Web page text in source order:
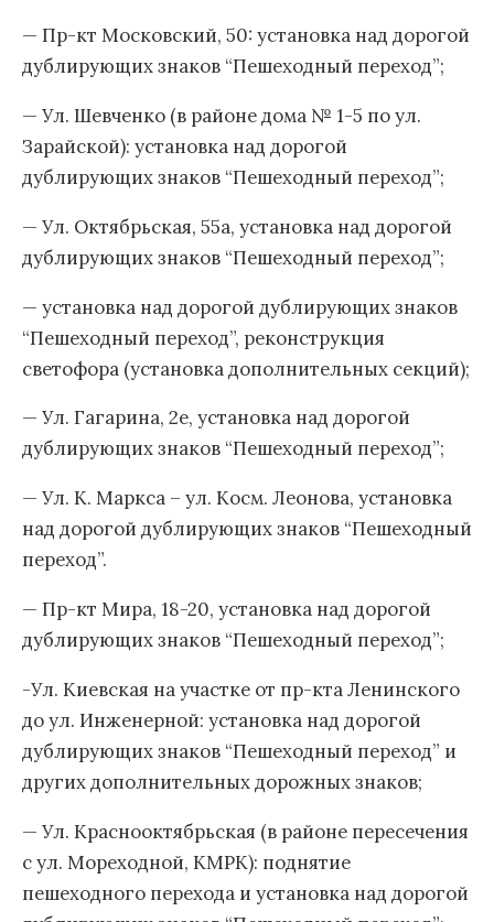
— Пр-кт Московский, 50: установка над дорогой
дублирующих знаков “Пешеходный переход”;
— Ул. Шевченко (в районе дома № 1-5 по ул.
Зарайской): установка над дорогой
дублирующих знаков “Пешеходный переход”;
— Ул. Октябрьская, 55а, установка над дорогой
дублирующих знаков “Пешеходный переход”;
— установка над дорогой дублирующих знаков
“Пешеходный переход”, реконструкция
светофора (установка дополнительных секций);
— Ул. Гагарина, 2е, установка над дорогой
дублирующих знаков “Пешеходный переход”;
— Ул. К. Маркса – ул. Косм. Леонова, установка
над дорогой дублирующих знаков “Пешеходный
переход”.
— Пр-кт Мира, 18-20, установка над дорогой
дублирующих знаков “Пешеходный переход”;
-Ул. Киевская на участке от пр-кта Ленинского
до ул. Инженерной: установка над дорогой
дублирующих знаков “Пешеходный переход” и
других дополнительных дорожных знаков;
— Ул. Краснооктябрьская (в районе пересечения
с ул. Мореходной, КМРК): поднятие
пешеходного перехода и установка над дорогой